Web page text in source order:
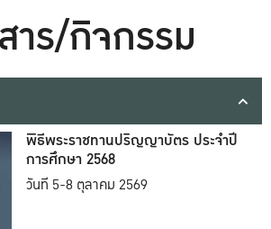
าร/กิจกรรม
พิธีพระราชทานปริญญาบัตร ประจำปี
การศึกษา 2568
วันที่ 5-8 ตุลาคม 2569